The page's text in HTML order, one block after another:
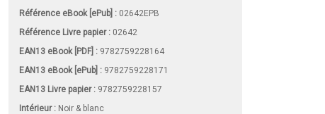
Référence eBook [ePub] : 02642EPB
Référence Livre papier : 02642
EAN13 eBook [PDF] : 9782759228164
EAN13 eBook [ePub] : 9782759228171
EAN13 Livre papier : 9782759228157
Intérieur : Noir & blanc